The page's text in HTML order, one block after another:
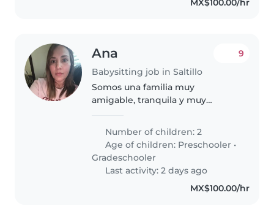
Ana
Babysitting job in Saltillo
9
Somos una familia muy
amigable, tranquila y muy
dibujar, jugar y ver películas
Number of children: 2
Age of children: Preschooler •
Gradeschooler
Last activity: 2 days ago
MX$100.00/hr